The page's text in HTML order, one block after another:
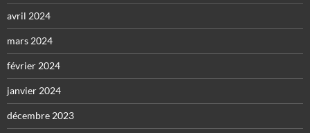
avril 2024
mars 2024
février 2024
janvier 2024
décembre 2023